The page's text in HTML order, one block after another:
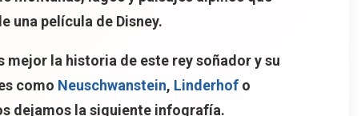
una película de Disney.
mejor la historia de este rey soñador y su
como Neuschwanstein, Linderhof o
dejamos la siguiente infografía.